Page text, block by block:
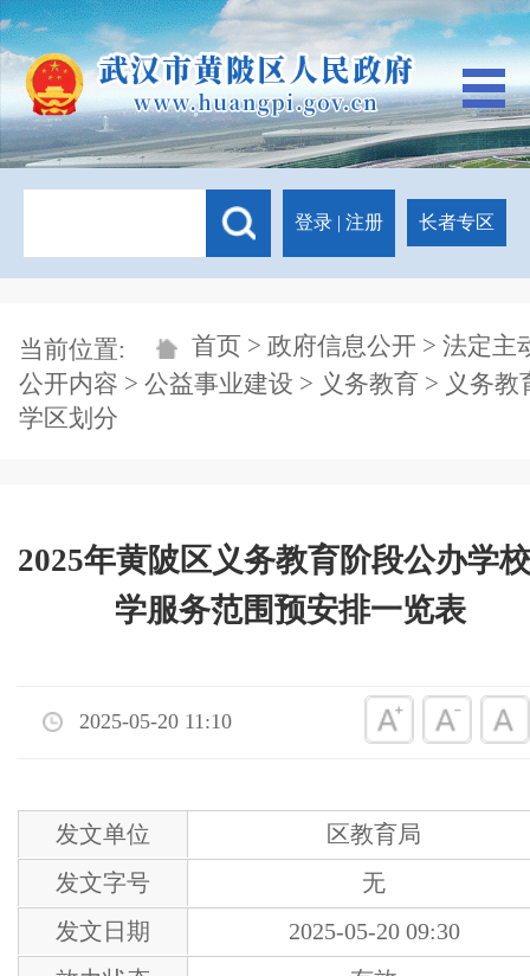
登录 | 注册 长者专区
当前位置: 首页 > 政府信息公开 > 法定主
公开内容 > 公益事业建设 > 义务教育 > 义务教
学区划分
2025年黄陂区义务教育阶段公办学
学服务范围预安排一览表
2025-05-20 11:10
发文单位
区教育局
发文字号
无
发文日期
2025-05-20 09:30